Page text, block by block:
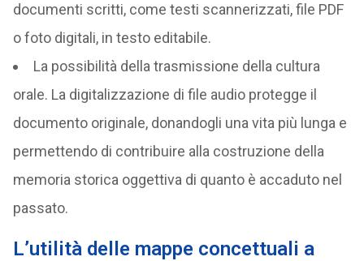
documenti scritti, come testi scannerizzati, file PDF
o foto digitali, in testo editabile.
La possibilità della trasmissione della cultura
orale. La digitalizzazione di file audio protegge il
documento originale, donandogli una vita più lunga e
permettendo di contribuire alla costruzione della
memoria storica oggettiva di quanto è accaduto nel
passato.
L’utilità delle mappe concettuali a